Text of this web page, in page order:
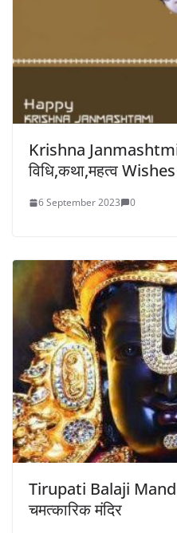
Krishna
विधि,कथा,महत्व Wishes
6 September 2023 0
Tirupati Balaji Mandir
चमत्कारिक मंदिर